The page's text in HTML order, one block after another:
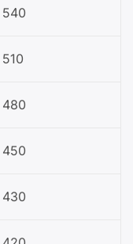
540
510
480
450
430